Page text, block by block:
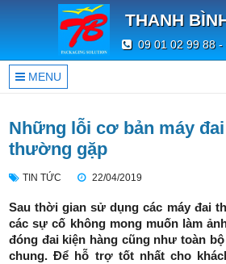
THANH
09 01 02 99 88 -
MENU
Những lỗi cơ bản máy đai
thường gặp
TIN TỨC 22/04/2019
Sau thời gian sử dụng các máy đai
các sự cố không mong muốn làm
đóng đai kiện hàng cũng như toàn
chung. Để hỗ trợ tốt nhất cho